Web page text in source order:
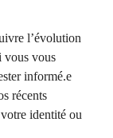
l’évolution
vous vous
informé.e
récents
identité ou